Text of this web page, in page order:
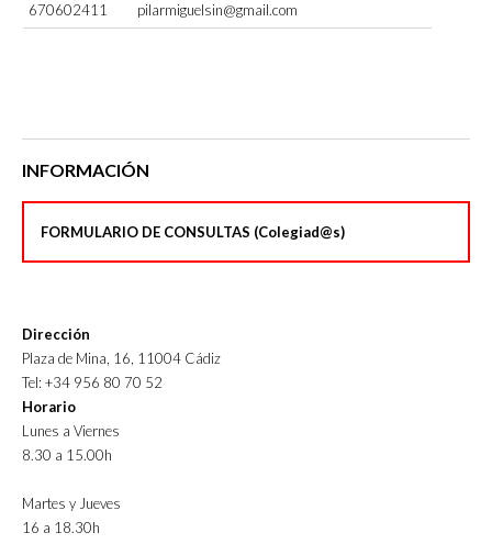
670602411 pilarmiguelsin@gmail.com
INFORMACIÓN
FORMULARIO DE CONSULTAS (Colegiad@s)
Dirección
Plaza de Mina, 16, 11004 Cádiz
Tel: +34 956 80 70 52
Horario
Lunes a Viernes
8.30 a 15.00h
Martes y Jueves
16 a 18.30h